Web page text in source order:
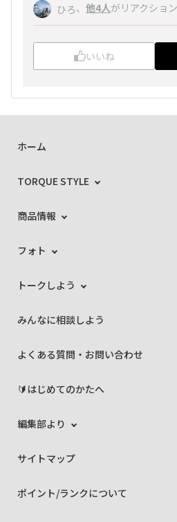
ひろ、 他4人がリアクション
いいね
ホーム
TORQUE STYLE
商品情報
フォト
トークしよう
みんなに相談しよう
よくある質問・お問い合わせ
🔰はじめてのかたへ
編集部より
サイトマップ
ポイント/ランクについて